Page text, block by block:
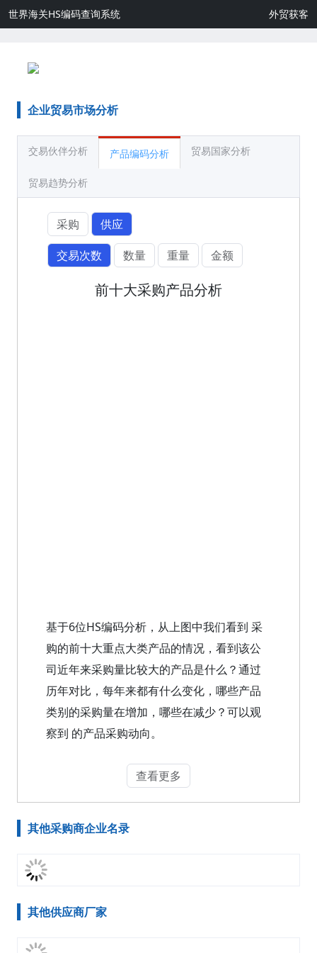
世界海关HS编码查询系统 外贸获客
企业贸易市场分析
交易伙伴分析 产品编码分析 贸易国家分析
贸易趋势分析
采购
供应
交易次数
数量 重量 金额
前十大采购产品分析
基于6位HS编码分析，从上图中我们看到 采
购的前十大重点大类产品的情况，看到该公
司近年来采购量比较大的产品是什么？通过
历年对比，每年来都有什么变化，哪些产品
类别的采购量在增加，哪些在减少？可以观
察到 的产品采购动向。
查看更多
其他采购商企业名录
其他供应商厂家